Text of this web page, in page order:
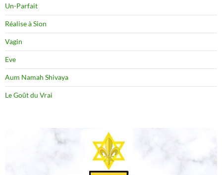
Un-Parfait
Réalise à Sion
Vagin
Eve
Aum Namah Shivaya
Le Goût du Vrai